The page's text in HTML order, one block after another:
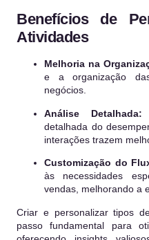
Benefícios de
Atividades
Melhoria na
e a organização
negócios.
Análise Detalhada:
detalhada do
interações trazem
Customização do
às necessidades
vendas, melhorando a
Criar e personalizar tipos
passo fundamental para